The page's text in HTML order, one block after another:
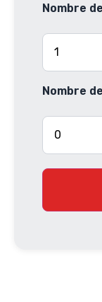
Nombre
Nombre